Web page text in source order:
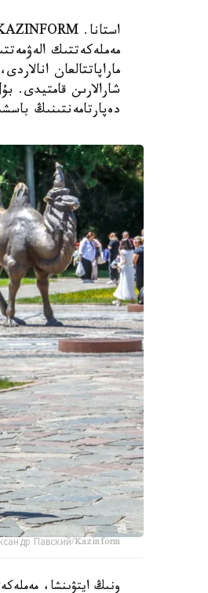
مەملەكەتتىك
ماراپاتتالعان
شارالارىن قامتيدى.
دەپارتامەنتىنىڭ
Павский/Kazinform
ونىڭ ايتۋىنشا،